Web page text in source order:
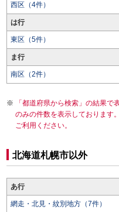
西区（4件）
は行
東区（5件）
ま行
南区（2件）
「都道府県から検索」の結果
のみの件数を表示しております
ご利用ください。
北海道札幌市以外
あ行
網走・北見・紋別地方（7件）